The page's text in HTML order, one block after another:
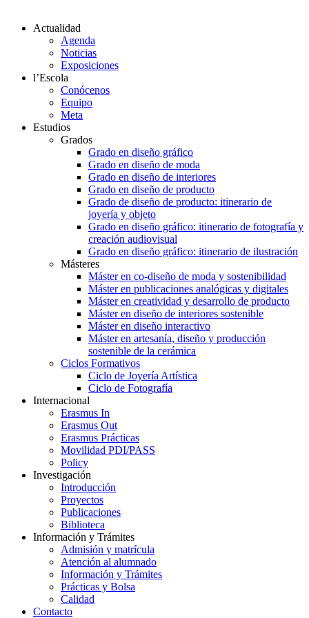
Actualidad
Agenda
Noticias
Exposiciones
l’Escola
Conócenos
Equipo
Meta
Estudios
Grados
Grado en diseño gráfico
Grado en diseño de moda
Grado en diseño de interiores
Grado en diseño de producto
Grado de diseño de producto: itinerario de
joyería y objeto
Grado en diseño gráfico: itinerario de fotografía y
creación audiovisual
Grado en diseño gráfico: itinerario de ilustración
Másteres
Máster en co-diseño de moda y sostenibilidad
Máster en publicaciones analógicas y digitales
Máster en creatividad y desarrollo de producto
Máster en diseño de interiores sostenible
Máster en diseño interactivo
Máster en artesanía, diseño y producción
sostenible de la cerámica
Ciclos Formativos
Ciclo de Joyería Artística
Ciclo de Fotografía
Internacional
Erasmus In
Erasmus Out
Erasmus Prácticas
Movilidad PDI/PASS
Policy
Investigación
Introducción
Proyectos
Publicaciones
Biblioteca
Información y Trámites
Admisión y matrícula
Atención al alumnado
Información y Trámites
Prácticas y Bolsa
Calidad
Contacto